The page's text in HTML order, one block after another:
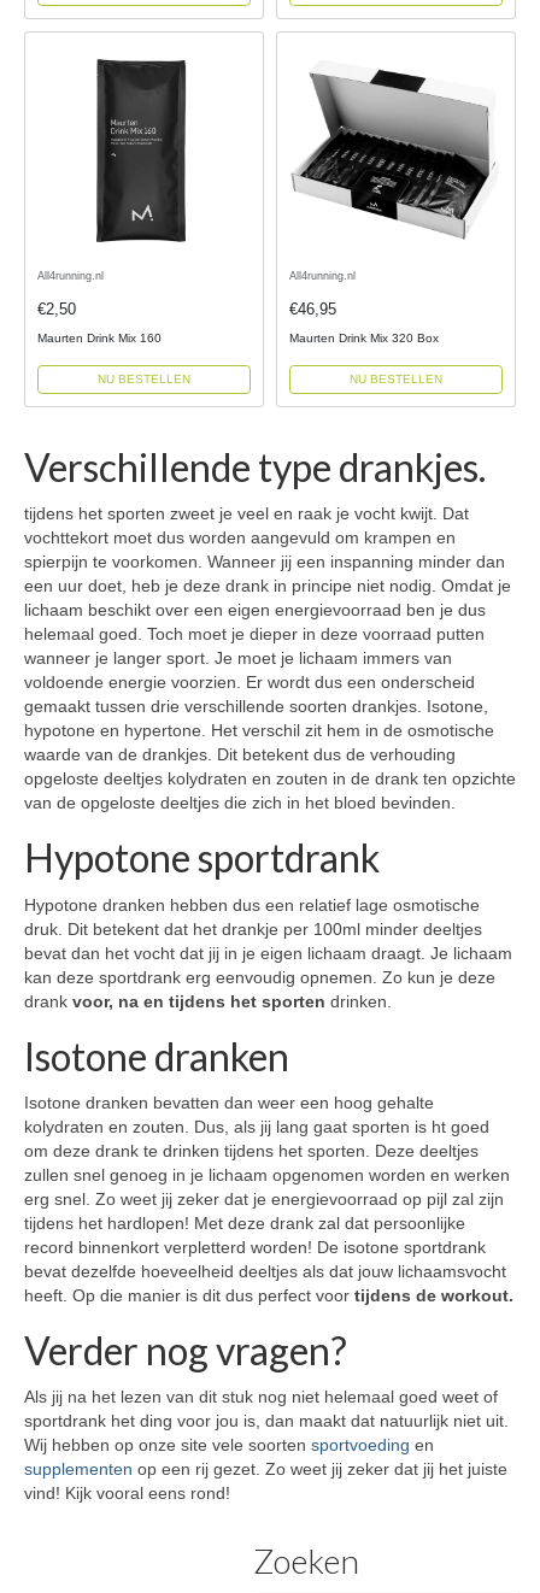
All4running.nl
€2,50
Maurten Drink Mix 160
NU BESTELLEN
All4running.nl
€46,95
Maurten Drink Mix 320 Box
NU BESTELLEN
Verschillende type drankjes.
tijdens het sporten zweet je veel en raak je vocht kwijt. Dat
vochttekort moet dus worden aangevuld om krampen en
spierpijn te voorkomen. Wanneer jij een inspanning minder dan
een uur doet, heb je deze drank in principe niet nodig. Omdat je
lichaam beschikt over een eigen energievoorraad ben je dus
helemaal goed. Toch moet je dieper in deze voorraad putten
wanneer je langer sport. Je moet je lichaam immers van
voldoende energie voorzien. Er wordt dus een onderscheid
gemaakt tussen drie verschillende soorten drankjes. Isotone,
hypotone en hypertone. Het verschil zit hem in de osmotische
waarde van de drankjes. Dit betekent dus de verhouding
opgeloste deeltjes kolydraten en zouten in de drank ten opzichte
van de opgeloste deeltjes die zich in het bloed bevinden.
Hypotone sportdrank
Hypotone dranken hebben dus een relatief lage osmotische
druk. Dit betekent dat het drankje per 100ml minder deeltjes
bevat dan het vocht dat jij in je eigen lichaam draagt. Je lichaam
kan deze sportdrank erg eenvoudig opnemen. Zo kun je deze
drank voor, na en tijdens het sporten drinken.
Isotone dranken
Isotone dranken bevatten dan weer een hoog gehalte
kolydraten en zouten. Dus, als jij lang gaat sporten is ht goed
om deze drank te drinken tijdens het sporten. Deze deeltjes
zullen snel genoeg in je lichaam opgenomen worden en werken
erg snel. Zo weet jij zeker dat je energievoorraad op pijl zal zijn
tijdens het hardlopen! Met deze drank zal dat persoonlijke
record binnenkort verpletterd worden! De isotone sportdrank
bevat dezelfde hoeveelheid deeltjes als dat jouw lichaamsvocht
heeft. Op die manier is dit dus perfect voor tijdens de workout.
Verder nog vragen?
Als jij na het lezen van dit stuk nog niet helemaal goed weet of
sportdrank het ding voor jou is, dan maakt dat natuurlijk niet uit.
Wij hebben op onze site vele soorten sportvoeding en
supplementen op een rij gezet. Zo weet jij zeker dat jij het juiste
vind! Kijk vooral eens rond!
Zoeken